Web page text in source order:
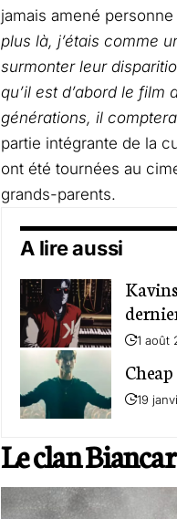
jamais amené personne
plus là, j’étais comme
surmonter leur
qu’il est d’abord le
générations, il
partie intégrante de la
ont été tournées au
grands-parents.
A lire aussi
1 août
19
Le clan